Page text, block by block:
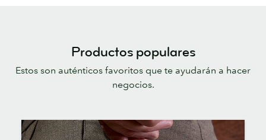
Productos populares
Estos son auténticos favoritos que te ayudarán a hacer
negocios.